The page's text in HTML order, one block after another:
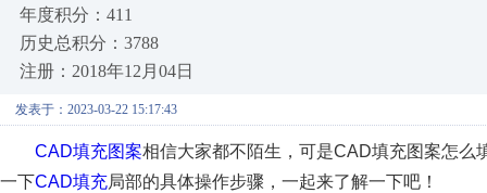
年度积分：411
历史总积分：3788
注册：2018年12月04日
发表于：2023-03-22 15:17:43
CAD填充图案相信大家都不陌生，可是CAD填充图案怎么
一下CAD填充局部的具体操作步骤，一起来了解一下吧！